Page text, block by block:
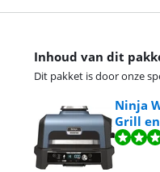
Inhoud van dit
Dit pakket is door onze
Ninja
Grill en